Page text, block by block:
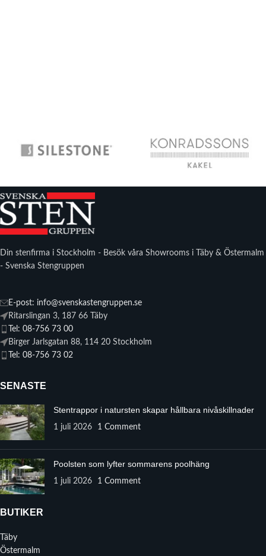
Din stenfirma i Stockholm - Besök våra Showrooms i Täby & Östermalm
- Svenska Stengruppen
E-post: info@svenskastengruppen.se
Ritarslingan 3, 187 66 Täby
Tel: 08-756 73 00
Birger Jarlsgatan 88, 114 20 Stockholm
Tel: 08-756 73 02
SENASTE
Stentrappor i natursten skapar hållbara nivåskillnader
1 juli 2026 1 Comment
Poolsten som lyfter sommarens poolhäng
1 juli 2026 1 Comment
BUTIKER
Täby
Östermalm